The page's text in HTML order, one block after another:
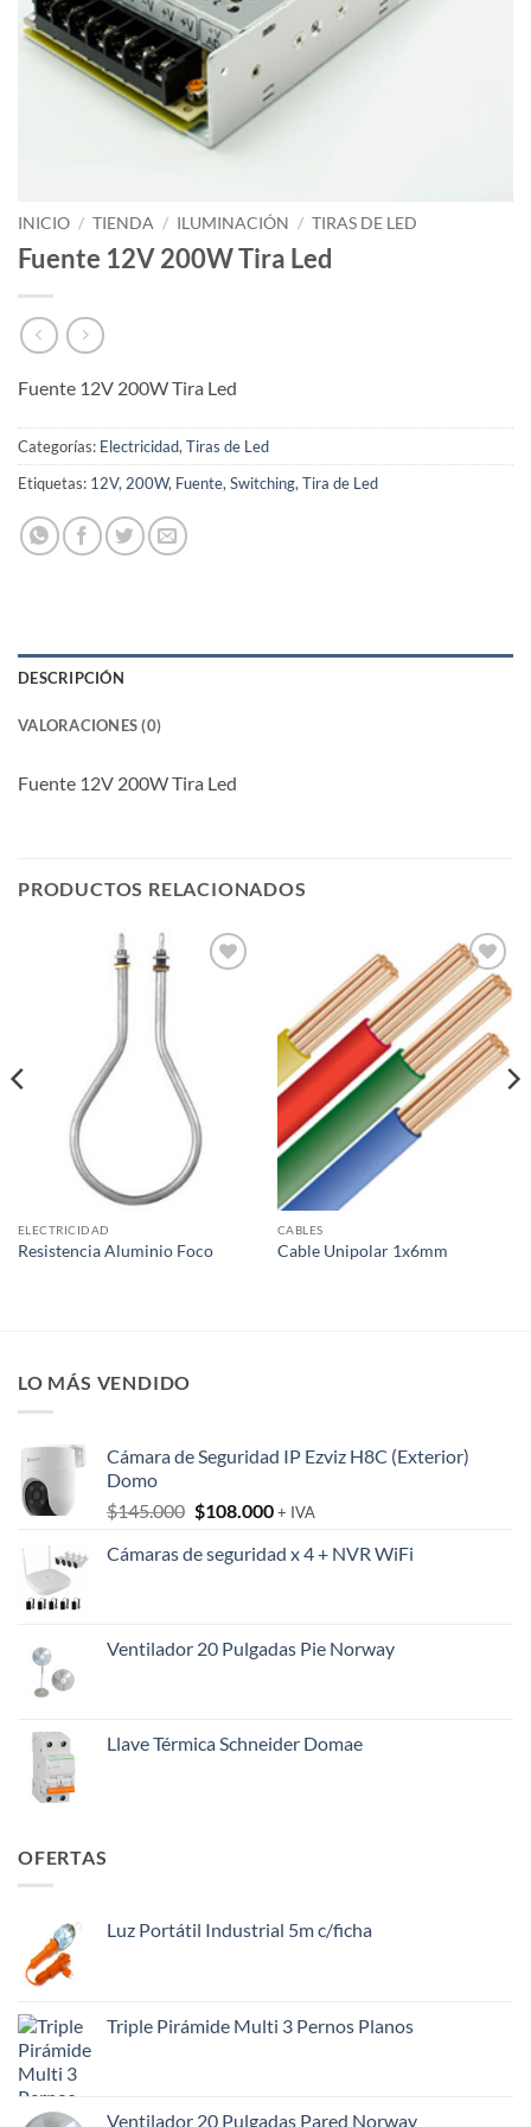
INICIO / TIENDA / ILUMINACIÓN / TIRAS DE LED
Fuente 12V 200W Tira Led
Fuente 12V 200W Tira Led
Categorías: Electricidad,Tiras de Led
Etiquetas: 12V,200W, Fuente,Switching,Tira de Led
DESCRIPCIÓN
VALORACIONES (0)
Fuente 12V 200W Tira Led
PRODUCTOS RELACIONADOS
ELECTRICIDAD
Resistencia Aluminio Foco
Añadir
a la
lista de
deseos
CABLES
Cable Unipolar 1x6mm
LO MÁS VENDIDO
Cámara de Seguridad IP Ezviz H8C (Exterior)
Domo
$145.000 El
original
$108.000El
actual
+ IVA
Cámaras de seguridad x 4 + NVR WiFi
Ventilador 20 Pulgadas Pie Norway
Llave Térmica Schneider Domae
OFERTAS
Luz Portátil Industrial 5m c/ficha
Triple Pirámide Multi 3 Pernos Planos
Ventilador 20 Pulgadas Pared Norway